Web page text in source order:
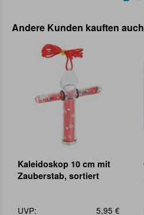
Andere Kunden kauften auch
Kaleidoskop 10 cm mit
Zauberstab, sortiert
UVP: 5,95 €